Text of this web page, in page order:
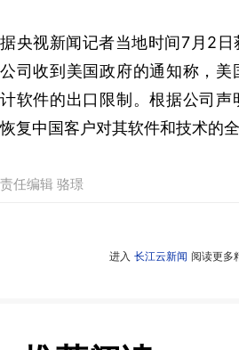
据央视新闻记者当地时间7月2
公司收到美国政府的通知称，美
计软件的出口限制。根据公司声
恢复中国客户对其软件和技术的全
责任编辑 骆璟
进入 长江云新闻 阅读更多